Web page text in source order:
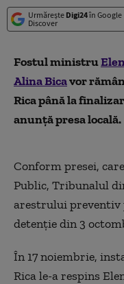
Urmărește Digi24în Google
Discover
Fostul ministru
Alina Bicavor
Rica până la
anunţă presa locală.
Conform presei,
Public, Tribunalul
arestrului preventiv
detenţie din 3
În 17 noiembrie,
Rica le-a respins